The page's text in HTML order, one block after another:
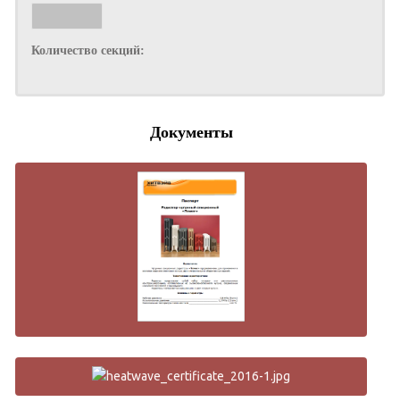
Количество секций:
Документы